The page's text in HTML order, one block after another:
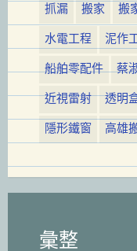
抓漏
搬家 搬
水電工程
泥作
船舶零配件
蔡
近視雷射
透明
隱形鐵窗
高雄
彙整